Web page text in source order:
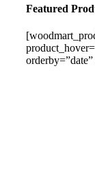
Featured